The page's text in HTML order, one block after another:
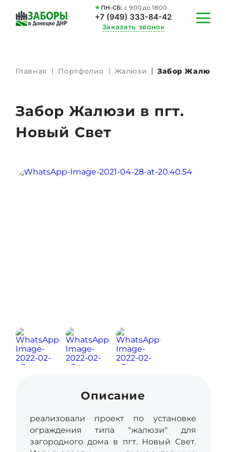
ПН-СБ: c 9:00 до 18:00
+7 (949) 333-84-42
Заказать звонок
МОНТАЖ ЗАБОРОВ
КАЛЬКУЛЯТОР
ПОРТФОЛИО
О НАС
Главная Портфолио Жалюзи Забор Жалюзи
Забор Жалюзи в пгт.
Новый Свет
Описание
реализовали проект по установке
ограждения типа "жалюзи" для
загородного дома в пгт. Новый Свет.